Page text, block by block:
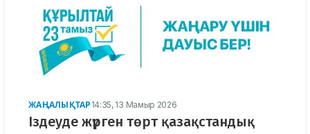
ЖАҢАЛЫҚТАР 14:35, 13 Мамыр 2026
Іздеуде жүрген төрт қазақстандық